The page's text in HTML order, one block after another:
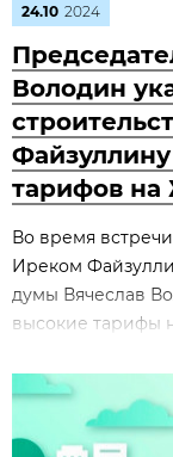
24.10 2024
Володин
тарифов
Во время
Иреком
думы Вячеслав
высокие тарифы